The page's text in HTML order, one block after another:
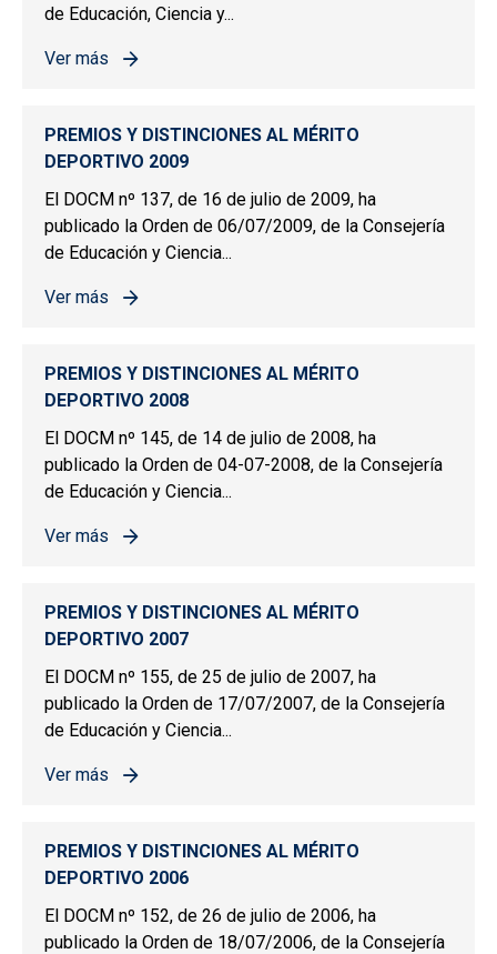
de Educación, Ciencia y...
Ver más
sobre PREMIOS Y DISTINCIONES AL MÉRITO
PREMIOS Y DISTINCIONES AL MÉRITO
DEPORTIVO 2009
El DOCM nº 137, de 16 de julio de 2009, ha
publicado la Orden de 06/07/2009, de la Consejería
de Educación y Ciencia...
Ver más
sobre PREMIOS Y DISTINCIONES AL MÉRITO
PREMIOS Y DISTINCIONES AL MÉRITO
DEPORTIVO 2008
El DOCM nº 145, de 14 de julio de 2008, ha
publicado la Orden de 04-07-2008, de la Consejería
de Educación y Ciencia...
Ver más
sobre PREMIOS Y DISTINCIONES AL MÉRITO
PREMIOS Y DISTINCIONES AL MÉRITO
DEPORTIVO 2007
El DOCM nº 155, de 25 de julio de 2007, ha
publicado la Orden de 17/07/2007, de la Consejería
de Educación y Ciencia...
Ver más
sobre PREMIOS Y DISTINCIONES AL MÉRITO
PREMIOS Y DISTINCIONES AL MÉRITO
DEPORTIVO 2006
El DOCM nº 152, de 26 de julio de 2006, ha
publicado la Orden de 18/07/2006, de la Consejería